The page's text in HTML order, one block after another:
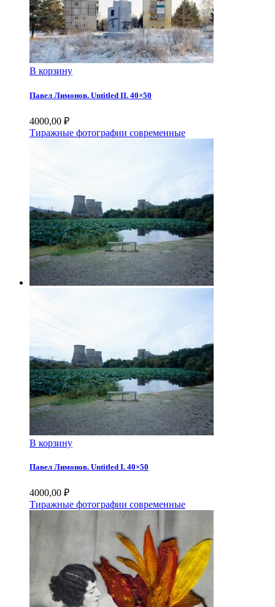
В корзину
Павел Лимонов. Untitled II. 40×50
4000,00 ₽
Тиражные фотографии современные
В корзину
Павел Лимонов. Untitled I. 40×50
4000,00 ₽
Тиражные фотографии современные